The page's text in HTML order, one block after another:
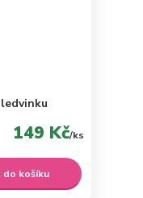
149 Kč/ks
do košíku